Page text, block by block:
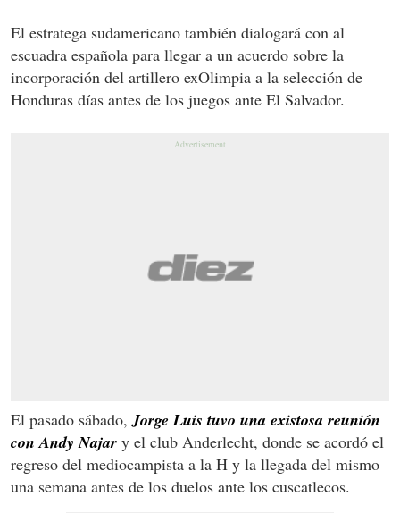
El estratega sudamericano también dialogará con al
escuadra española para llegar a un acuerdo sobre la
incorporación del artillero exOlimpia a la selección de
Honduras días antes de los juegos ante El Salvador.
El pasado sábado, Jorge Luis tuvo una existosa reunión
con Andy Najar y el club Anderlecht, donde se acordó el
regreso del mediocampista a la H y la llegada del mismo
una semana antes de los duelos ante los cuscatlecos.